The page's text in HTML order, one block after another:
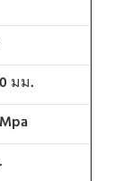
มม.